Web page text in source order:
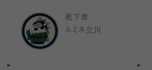
靴下屋
ルミネ立川